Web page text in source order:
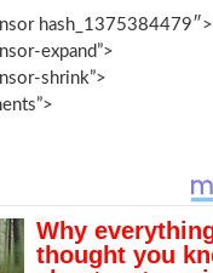
hash_1375384479″>
expand”>
shrink”>